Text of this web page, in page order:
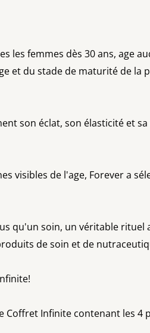
les femmes dès 30 ans, age
et du stade de maturité de la
son éclat, son élasticité et
visibles de l'age, Forever a
qu'un soin, un véritable
de soin et de
Coffret Infinite contenant les 4